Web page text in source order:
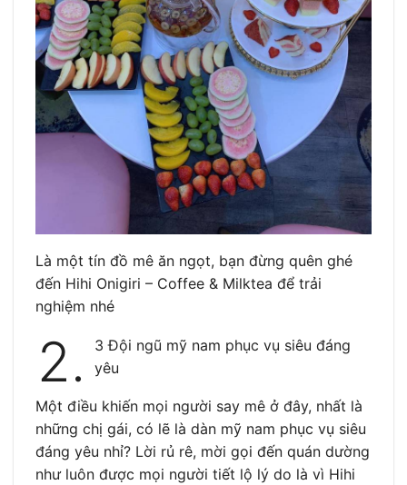
Là một tín đồ mê ăn ngọt, bạn đừng quên ghé
đến Hihi Onigiri – Coffee & Milktea để trải
nghiệm nhé
2.
3 Đội ngũ mỹ nam phục vụ siêu đáng
yêu
Một điều khiến mọi người say mê ở đây, nhất là
những chị gái, có lẽ là dàn mỹ nam phục vụ siêu
đáng yêu nhỉ? Lời rủ rê, mời gọi đến quán dường
như luôn được mọi người tiết lộ lý do là vì Hihi